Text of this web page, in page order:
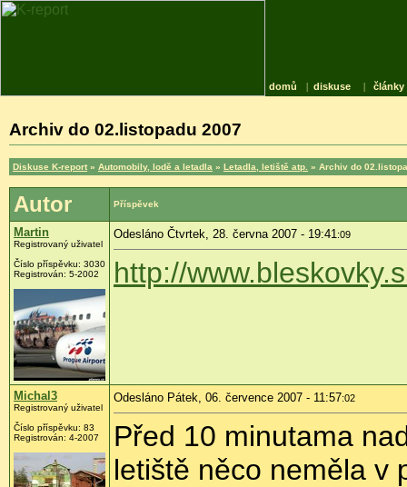
domů | diskuse | články
Archiv do 02.listopadu 2007
Diskuse K-report » Automobily, lodě a letadla » Letadla, letiště atp. » Archiv do
Autor Příspěvek
Martin
Registrovaný uživatel
Číslo příspěvku: 3030
Registrován: 5-2002
Odesláno Čtvrtek, 28. června 2007 - 19:41 :09
http://
Michal3
Registrovaný uživatel
Číslo příspěvku: 83
Registrován: 4-2007
Odesláno Pátek, 06. července 2007 - 11:57:02
Před 10 minutama
letiště něco neměla v